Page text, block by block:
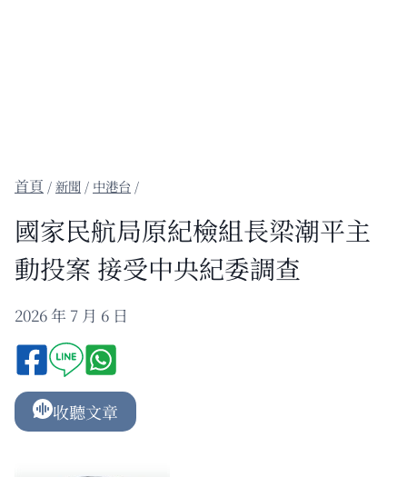
/新聞 / 中港台 /
國家民航局原紀檢組長梁潮平主
動投案 接受中央紀委調查
2026 年 7 月 6 日
收聽文章